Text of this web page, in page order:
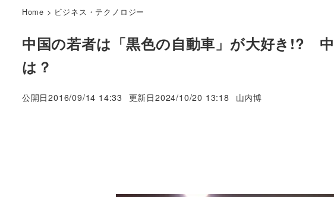
Home > ビジネス・テクノロジー
中国の若者は「黒色の自動車」が大好き!?
は？
公開日2016/09/14 14:33 更新日2024/10/20 13:18
著
山内博